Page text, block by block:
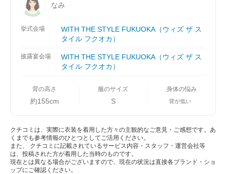
なみ
挙式会場
WITH THE STYLE FUKUOKA（ウィズ ザ ス
タイル フクオカ）
披露宴会場
WITH THE STYLE FUKUOKA（ウィズ ザ ス
タイル フクオカ）
背の高さ
約155cm
服のサイズ
S
身体の悩み
背が低い
クチコミは、実際に衣装を着用した方々の主観的なご意見・ご感想です。あ
くまでも参考情報のひとつとしてご活用ください。
また、 クチコミに記載されているサービス内容・スタッフ・運営会社等
は、投稿された方が着用した当時のものです。
現在とは異なる場合がございますので、現在の状況は直接各ブランド・ショ
ップにご確認ください。